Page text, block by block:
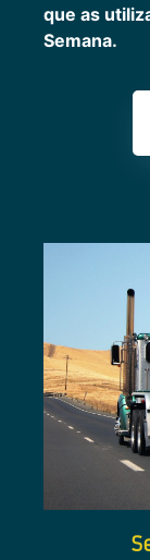
que as
Semana.